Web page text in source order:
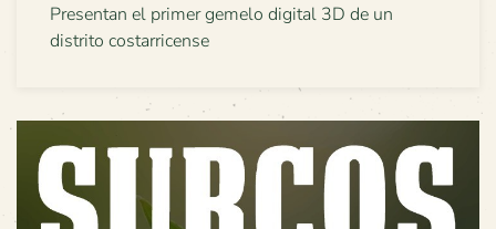
Presentan el primer gemelo digital 3D de un
distrito costarricense